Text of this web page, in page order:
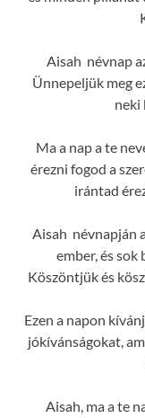
Aisah névnap
Ünnepeljük meg
neki
Ma a nap a te
érezni fogod a
irántad
Aisah névnapján
ember, és
Köszöntjük és
Ezen a napon
jókívánságokat,
Aisah, ma a te